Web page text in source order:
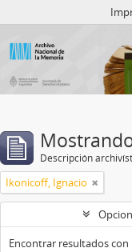
Descripción
Ikonicoff, Ignacio
Encontrar resultados con